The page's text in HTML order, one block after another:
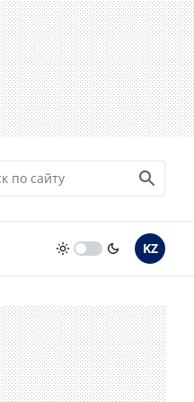
KZ